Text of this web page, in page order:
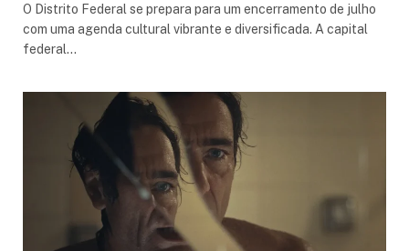
O Distrito Federal se prepara para um encerramento de julho
com uma agenda cultural vibrante e diversificada. A capital
federal…